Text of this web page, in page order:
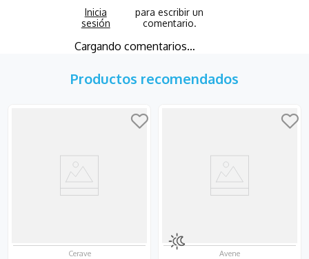
Cargando comentarios…
Productos recomendados
Cerave Avene